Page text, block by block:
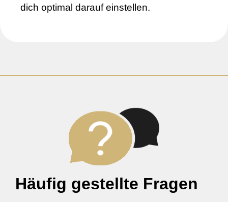
dich optimal darauf einstellen.
Häufig gestellte Fragen